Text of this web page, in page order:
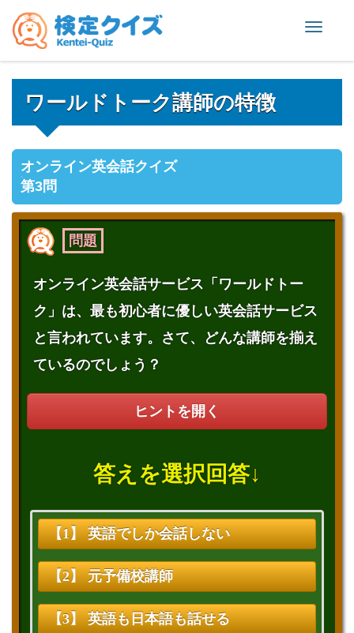
Toggle
ワールドトーク講師の特徴
オンライン英会話クイズ
第3問
問題
オンライン英会話サービス「ワールドトー
ク」は、最も初心者に優しい英会話サービス
と言われています。さて、どんな講師を揃え
ているのでしょう？
ヒントを開く
答えを選択回答↓
【1】 英語でしか会話しない
【2】 元予備校講師
【3】 英語も日本語も話せる